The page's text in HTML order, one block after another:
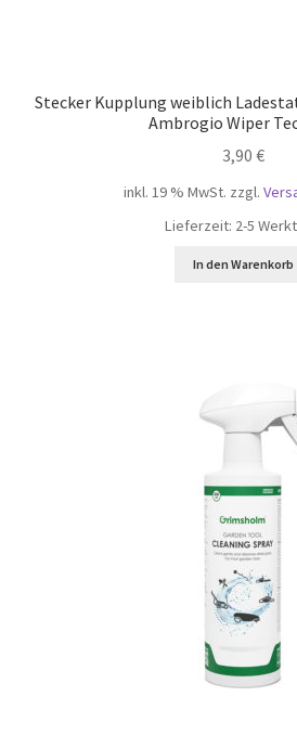
Stecker Kupplung weiblich
Ambrogio Wiper
3,90 €
inkl. 19 % MwSt. zzgl.
Lieferzeit: 2-5
In den Warenkorb